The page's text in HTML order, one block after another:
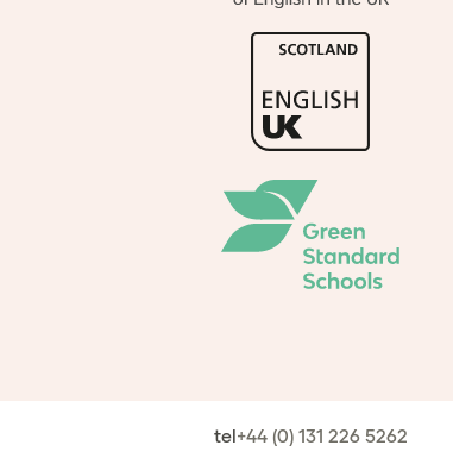
tel+44 (0) 131 226 5262